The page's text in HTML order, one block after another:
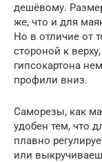
дешёвому.
же, что и для
Но в отличие от
стороной к
гипсокартона
профили вниз.
Саморезы, как
удобен тем, что
плавно
или